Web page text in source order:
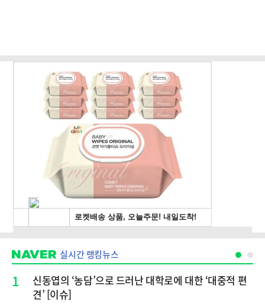
실시간 랭킹뉴스
1
신동엽의 ‘농담’으로 드러난 대학로에 대한 ‘대중적 편
견’ [이슈]